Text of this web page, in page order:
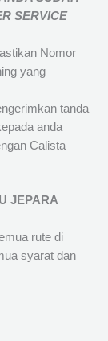
SERVICE
Nomor
yang
tanda
anda
Calista
JEPARA
rute di
syarat dan